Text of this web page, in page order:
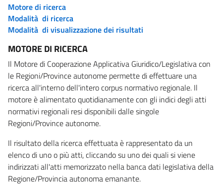
Motore di ricerca
Modalità di ricerca
Modalità di visualizzazione dei risultati
MOTORE DI RICERCA
Il Motore di Cooperazione Applicativa Giuridico/Legislativa con
le Regioni/Province autonome permette di effettuare una
ricerca all'interno dell'intero corpus normativo regionale. Il
motore è alimentato quotidianamente con gli indici degli atti
normativi regionali resi disponibili dalle singole
Regioni/Province autonome.
Il risultato della ricerca effettuata è rappresentato da un
elenco di uno o più atti, cliccando su uno dei quali si viene
indirizzati all'atti memorizzato nella banca dati legislativa della
Regione/Provincia autonoma emanante.